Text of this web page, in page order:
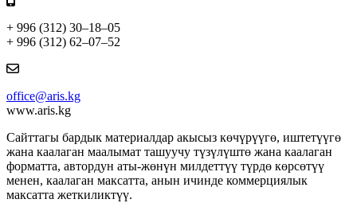
+ 996 (312) 30–18–05
+ 996 (312) 62–07–52
office@aris.kg
www.aris.kg
Сайттагы бардык материалдар акысыз көчүрүүгө, иштетүүгө
жана каалаган маалымат ташуучу түзүлүштө жана каалаган
форматта, автордун аты-жөнүн милдеттүү түрдө көрсөтүү
менен, каалаган максатта, анын ичинде коммерциялык
максатта жеткиликтүү.